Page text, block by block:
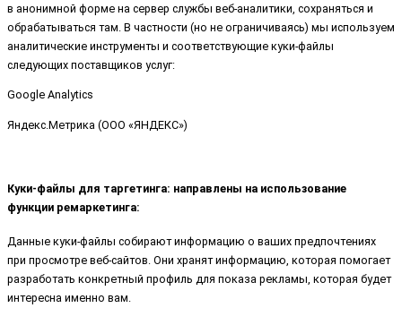
в анонимной форме на сервер службы веб-аналитики, сохраняться и
обрабатываться там. В частности (но не ограничиваясь) мы используем
аналитические инструменты и соответствующие куки-файлы
следующих поставщиков услуг:
Google Analytics
Яндекс.Метрика (ООО «ЯНДЕКС»)
Куки-файлы для таргетинга: направлены на использование
функции ремаркетинга:
Данные куки-файлы собирают информацию о ваших предпочтениях
при просмотре веб-сайтов. Они хранят информацию, которая помогает
разработать конкретный профиль для показа рекламы, которая будет
интересна именно вам.